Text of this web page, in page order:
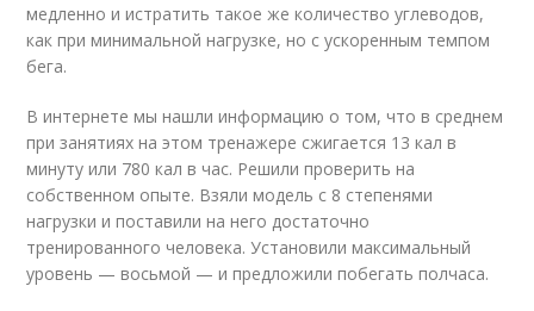
медленно и истратить такое же количество углеводов,
как при минимальной нагрузке, но с ускоренным темпом
бега.
В интернете мы нашли информацию о том, что в среднем
при занятиях на этом тренажере сжигается 13 кал в
минуту или 780 кал в час. Решили проверить на
собственном опыте. Взяли модель с 8 степенями
нагрузки и поставили на него достаточно
тренированного человека. Установили максимальный
уровень — восьмой — и предложили побегать полчаса.